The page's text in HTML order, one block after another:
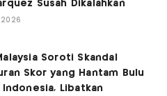
Susah Dikalahkan
2026
Soroti Skandal
Skor yang Hantam Bulu
Indonesia, Libatkan